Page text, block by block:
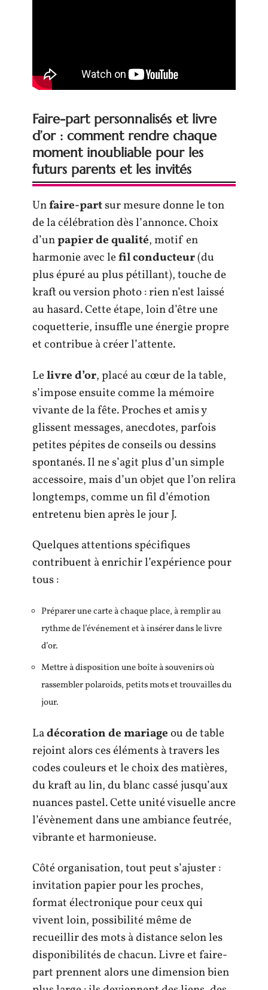
Faire-part personnalisés et livre
d’or : comment rendre chaque
moment inoubliable pour les
futurs parents et les invités
Unfaire-partsur mesure donne le ton
de la célébration dès l’annonce. Choix
d’unpapier de qualité, motif en
harmonie avec lefil conducteur(du
plus épuré au plus pétillant), touche de
kraft ou version photo : rien n’est laissé
au hasard. Cette étape, loin d’être une
coquetterie, insuffle une énergie propre
et contribue à créer l’attente.
Lelivre d’or, placé au cœur de la table,
s’impose ensuite comme la mémoire
vivante de la fête. Proches et amis y
glissent messages, anecdotes, parfois
petites pépites de conseils ou dessins
spontanés. Il ne s’agit plus d’un simple
accessoire, mais d’un objet que l’on relira
longtemps, comme un fil d’émotion
entretenu bien après le jour J.
Quelques attentions spécifiques
contribuent à enrichir l’expérience pour
tous :
Préparer une carte à chaque place, à remplir au
rythme de l’événement et à insérer dans le livre
d’or.
Mettre à disposition une boîte à souvenirs où
rassembler polaroids, petits mots et trouvailles du
jour.
Ladécoration de mariageou de table
rejoint alors ces éléments à travers les
codes couleurs et le choix des matières,
du kraft au lin, du blanc cassé jusqu’aux
nuances pastel. Cette unité visuelle ancre
l’évènement dans une ambiance feutrée,
vibrante et harmonieuse.
Côté organisation, tout peut s’ajuster :
invitation papier pour les proches,
format électronique pour ceux qui
vivent loin, possibilité même de
recueillir des mots à distance selon les
disponibilités de chacun. Livre et faire-
part prennent alors une dimension bien